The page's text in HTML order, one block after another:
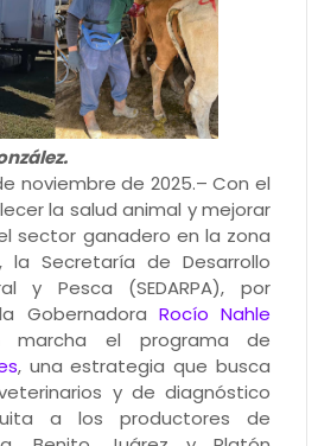
noviembre de 2025.– Con el
la salud animal y mejorar
sector ganadero en la zona
Secretaría de Desarrollo
y Pesca (SEDARPA), por
Gobernadora Rocío Nahle
el programa de
, una estrategia que busca
y de diagnóstico
a los productores de